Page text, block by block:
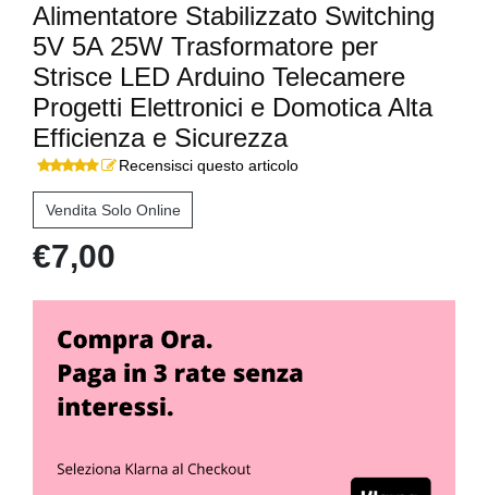
Alimentatore Stabilizzato Switching
5V 5A 25W Trasformatore per
Strisce LED Arduino Telecamere
Progetti Elettronici e Domotica Alta
Efficienza e Sicurezza
Recensisci questo articolo
Vendita Solo Online
€7,00